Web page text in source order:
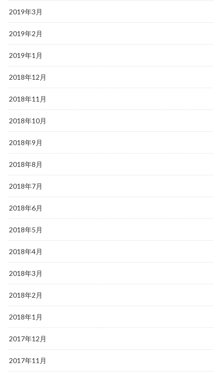
2019年3月
2019年2月
2019年1月
2018年12月
2018年11月
2018年10月
2018年9月
2018年8月
2018年7月
2018年6月
2018年5月
2018年4月
2018年3月
2018年2月
2018年1月
2017年12月
2017年11月